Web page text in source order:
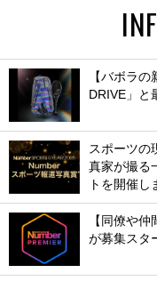
【バボラ
DRIVE」と
スポーツの
真家が撮る
トを開催し
【同僚や
が募集スタ